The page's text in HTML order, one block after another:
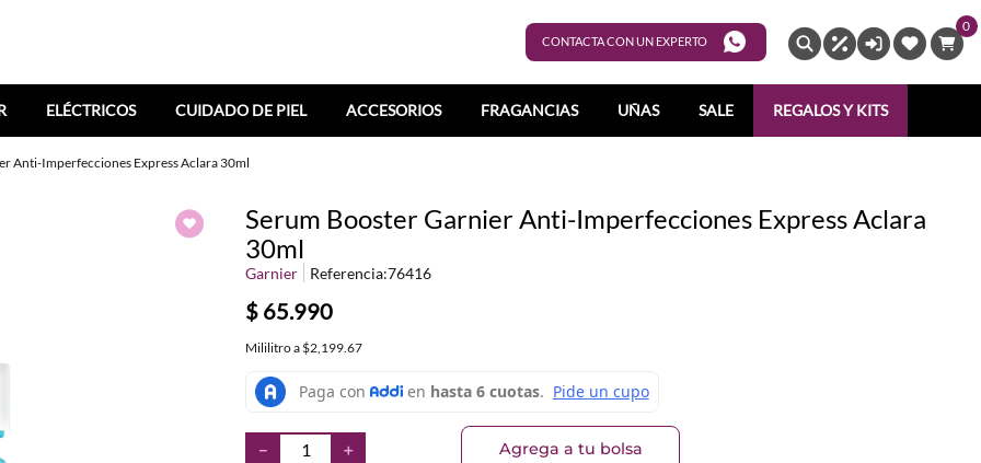
CONTACTA CON UN EXPERTO
0
ELÉCTRICOS CUIDADO DE PIEL ACCESORIOS FRAGANCIAS UÑAS SALE REGALOS Y KITS
Anti-Imperfecciones Express Aclara 30ml
Serum Booster Garnier Anti-Imperfecciones Express Aclara
30ml
Garnier Referencia:76416
$ 65.990
Mililitroa $2,199.67
＋
－ Agrega a tu bolsa